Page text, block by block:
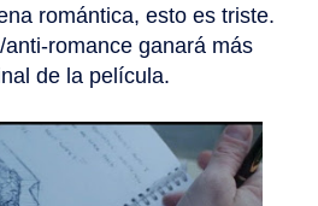
romántica, esto es triste.
romance ganará más
de la película.